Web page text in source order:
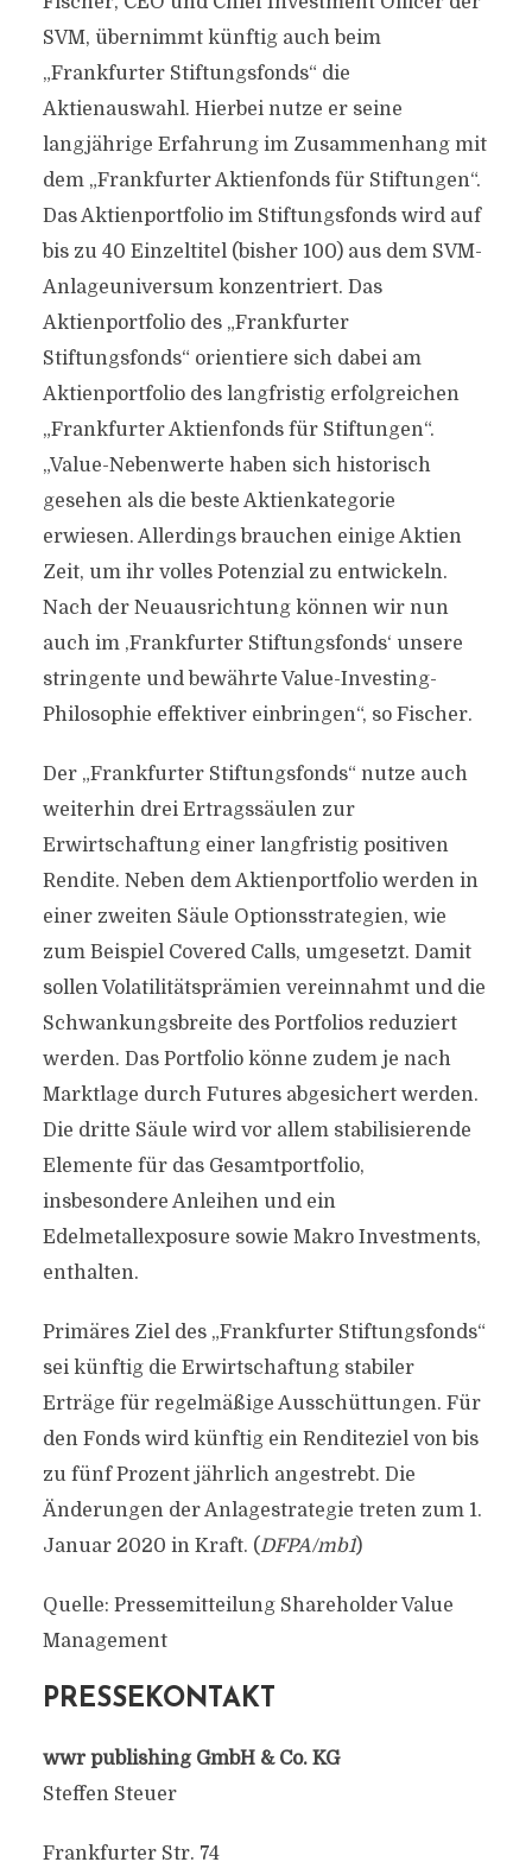
SVM, übernimmt künftig auch beim
„Frankfurter Stiftungsfonds“ die
Aktienauswahl. Hierbei nutze er seine
langjährige Erfahrung im Zusammenhang mit
dem „Frankfurter Aktienfonds für Stiftungen“.
Das Aktienportfolio im Stiftungsfonds wird auf
bis zu 40 Einzeltitel (bisher 100) aus dem SVM-
Anlageuniversum konzentriert. Das
Aktienportfolio des „Frankfurter
Stiftungsfonds“ orientiere sich dabei am
Aktienportfolio des langfristig erfolgreichen
„Frankfurter Aktienfonds für Stiftungen“.
„Value-Nebenwerte haben sich historisch
gesehen als die beste Aktienkategorie
erwiesen. Allerdings brauchen einige Aktien
Zeit, um ihr volles Potenzial zu entwickeln.
Nach der Neuausrichtung können wir nun
auch im ,Frankfurter Stiftungsfonds‘ unsere
stringente und bewährte Value-Investing-
Philosophie effektiver einbringen“, so Fischer.
Der „Frankfurter Stiftungsfonds“ nutze auch
weiterhin drei Ertragssäulen zur
Erwirtschaftung einer langfristig positiven
Rendite. Neben dem Aktienportfolio werden in
einer zweiten Säule Optionsstrategien, wie
zum Beispiel Covered Calls, umgesetzt. Damit
sollen Volatilitätsprämien vereinnahmt und die
Schwankungsbreite des Portfolios reduziert
werden. Das Portfolio könne zudem je nach
Marktlage durch Futures abgesichert werden.
Die dritte Säule wird vor allem stabilisierende
Elemente für das Gesamtportfolio,
insbesondere Anleihen und ein
Edelmetallexposure sowie Makro Investments,
enthalten.
Primäres Ziel des „Frankfurter Stiftungsfonds“
sei künftig die Erwirtschaftung stabiler
Erträge für regelmäßige Ausschüttungen. Für
den Fonds wird künftig ein Renditeziel von bis
zu fünf Prozent jährlich angestrebt. Die
Änderungen der Anlagestrategie treten zum 1.
Januar 2020 in Kraft. (DFPA/mb1)
Quelle: Pressemitteilung Shareholder Value
Management
PRESSEKONTAKT
wwr publishing GmbH & Co. KG
Steffen Steuer
Frankfurter Str. 74